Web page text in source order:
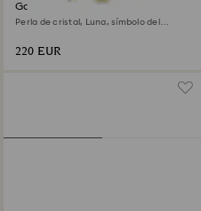
Gargantilla Symbolica
Perla de cristal, Luna, símbolo del
220 EUR